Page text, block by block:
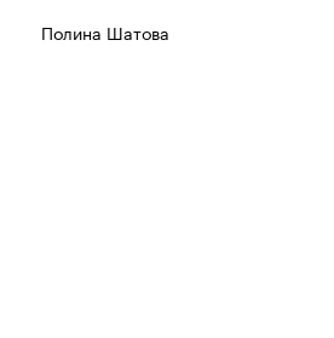
Полина Шатова